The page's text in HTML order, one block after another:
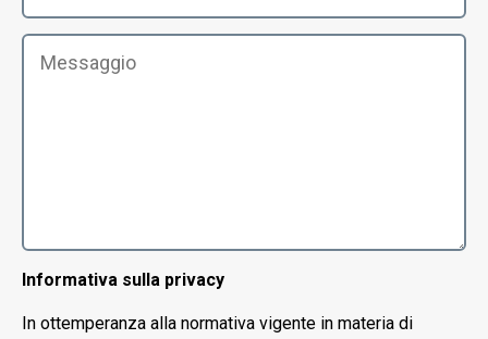
Informativa sulla privacy
In ottemperanza alla normativa vigente in materia di